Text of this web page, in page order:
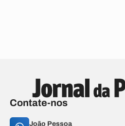
Contate-nos
João Pessoa